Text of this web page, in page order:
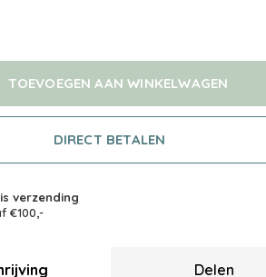
TOEVOEGEN AAN WINKELWAGEN
DIRECT BETALEN
verzending
€100,-
Delen